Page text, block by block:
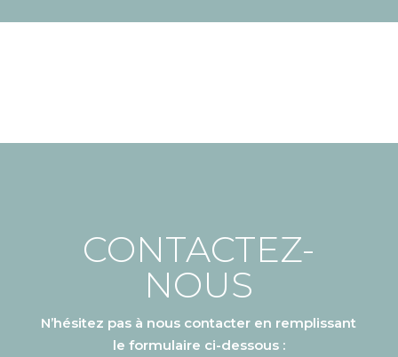
CONTACTEZ-
NOUS
N’hésitez pas à nous contacter en remplissant
le formulaire ci-dessous :